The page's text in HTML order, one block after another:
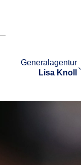
Generalagentur
Lisa Knoll